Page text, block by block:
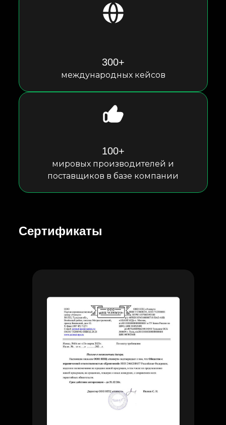
300+
международных кейсов
100+
мировых производителей и
поставщиков в базе компании
Сертификаты